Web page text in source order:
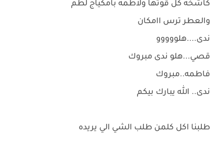
كاشخه كل قوتها ولاطمه بامكياج لطم
والعطر ترس اامكان
ندى....هلووووو
قصي...هلو ندى مبروك
فاطمه..مبروك
ندى.. الله يبارك بيكم
طلبنا اكل كلمن طلب الشي الي يريده